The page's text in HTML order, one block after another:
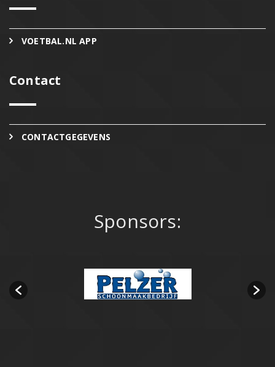
VOETBAL.NL APP
Contact
CONTACTGEGEVENS
Sponsors: